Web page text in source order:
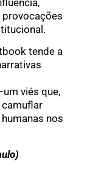
tende a
viés que,
nos